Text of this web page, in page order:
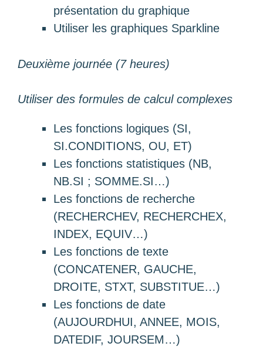
présentation du graphique
Utiliser les graphiques Sparkline
Deuxième journée (7 heures)
Utiliser des formules de calcul complexes
Les fonctions logiques (SI,
SI.CONDITIONS, OU, ET)
Les fonctions statistiques (NB,
NB.SI ; SOMME.SI…)
Les fonctions de recherche
(RECHERCHEV, RECHERCHEX,
INDEX, EQUIV…)
Les fonctions de texte
(CONCATENER, GAUCHE,
DROITE, STXT, SUBSTITUE…)
Les fonctions de date
(AUJOURDHUI, ANNEE, MOIS,
DATEDIF, JOURSEM…)